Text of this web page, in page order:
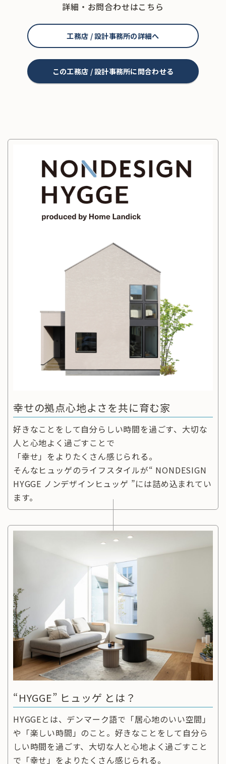
詳細・お問合わせはこちら
工務店 / 設計事務所の詳細へ
この工務店 / 設計事務所に問合わせる
幸せの拠点⼼地よさを共に育む家
好きなことをして自分らしい時間を過ごす、大切な
人と心地よく過ごすことで
「幸せ」をよりたくさん感じられる。
そんなヒュッゲのライフスタイルが“ NONDESIGN
HYGGE ノンデザインヒュッゲ ”には詰め込まれてい
ます。
“HYGGE” ヒュッゲ とは？
HYGGEとは、デンマーク語で「居心地のいい空間」
や「楽しい時間」のこと。好きなことをして自分ら
しい時間を過ごす、大切な人と心地よく過ごすこと
で「幸せ」をよりたくさん感じられる。